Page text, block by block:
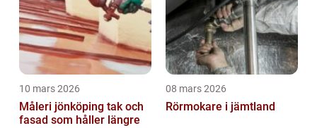
10 mars 2026
Måleri jönköping tak och
fasad som håller längre
08 mars 2026
Rörmokare i jämtland